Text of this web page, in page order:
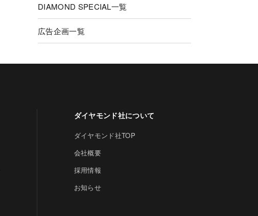
DIAMOND SPECIAL一覧
広告企画一覧
ダイヤモンド社について
ダイヤモンド社TOP
会社概要
採用情報
お知らせ